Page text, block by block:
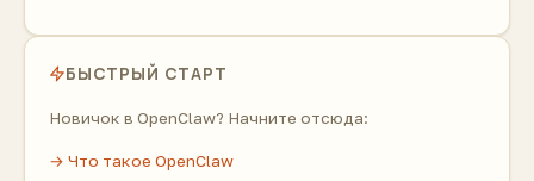
БЫСТРЫЙ СТАРТ
Новичок в OpenClaw? Начните отсюда:
→ Что такое OpenClaw